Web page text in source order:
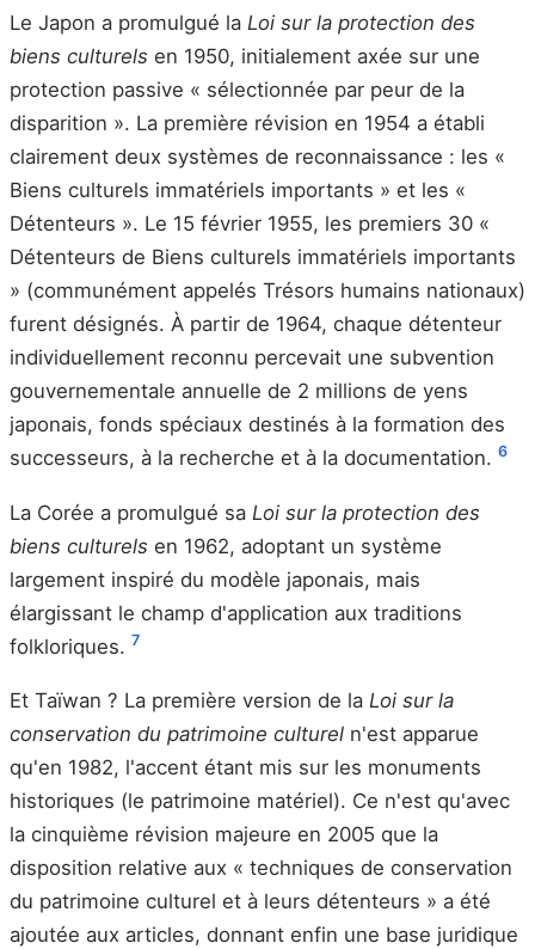
Le Japon a promulgué la Loi sur la protection des
biens culturels en 1950, initialement axée sur une
protection passive « sélectionnée par peur de la
disparition ». La première révision en 1954 a établi
clairement deux systèmes de reconnaissance : les «
Biens culturels immatériels importants » et les «
Détenteurs ». Le 15 février 1955, les premiers 30 «
Détenteurs de Biens culturels immatériels importants
» (communément appelés Trésors humains nationaux)
furent désignés. À partir de 1964, chaque détenteur
individuellement reconnu percevait une subvention
gouvernementale annuelle de 2 millions de yens
japonais, fonds spéciaux destinés à la formation des
successeurs, à la recherche et à la documentation. 6
La Corée a promulgué sa Loi sur la protection des
biens culturels en 1962, adoptant un système
largement inspiré du modèle japonais, mais
élargissant le champ d'application aux traditions
folkloriques. 7
Et Taïwan ? La première version de la Loi sur la
conservation du patrimoine culturel n'est apparue
qu'en 1982, l'accent étant mis sur les monuments
historiques (le patrimoine matériel). Ce n'est qu'avec
la cinquième révision majeure en 2005 que la
disposition relative aux « techniques de conservation
du patrimoine culturel et à leurs détenteurs » a été
ajoutée aux articles, donnant enfin une base juridique